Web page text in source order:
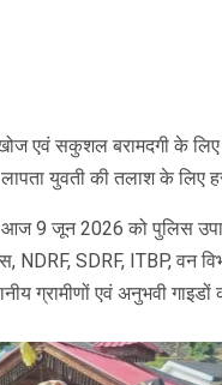
एवं सकुशल बरामदगी के लिए
युवती की तलाश के लिए
9 जून 2026 को पुलिस
NDRF, SDRF, ITBP, वन
ग्रामीणों एवं अनुभवी गाइडों